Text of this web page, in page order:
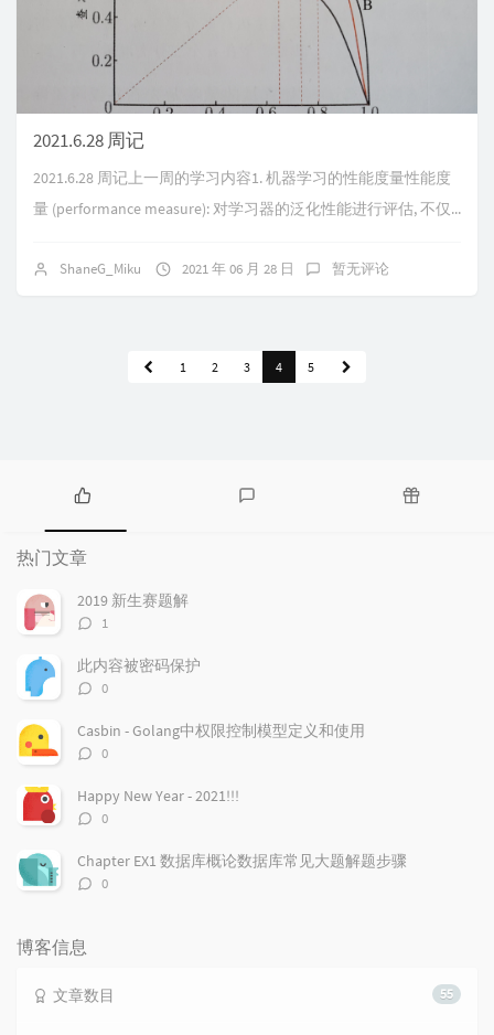
2021.6.28 周记
2021.6.28 周记上一周的学习内容1. 机器学习的性能度量性能度
量 (performance measure): 对学习器的泛化性能进行评估, 不仅...
ShaneG_Miku 2021 年 06 月 28 日 暂无评论
1 2 3 4 5
热
门
文
章
热门文章
2019 新生赛题解
评
数：
1
此内容被密码保护
评
数：
0
Casbin - Golang中权限控制模型定义和使用
评
数：
0
Happy New Year - 2021!!!
评
数：
0
Chapter EX1 数据库概论数据库常见大题解题步骤
评
0
博客信息
55
文章数目